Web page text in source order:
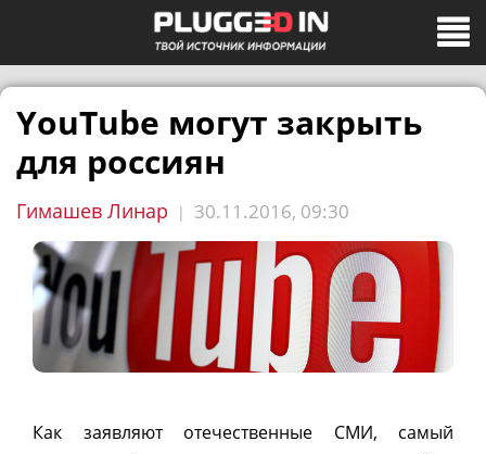
YouTube могут закрыть
для россиян
Гимашев Линар | 30.11.2016, 09:30
Как заявляют отечественные СМИ, самый